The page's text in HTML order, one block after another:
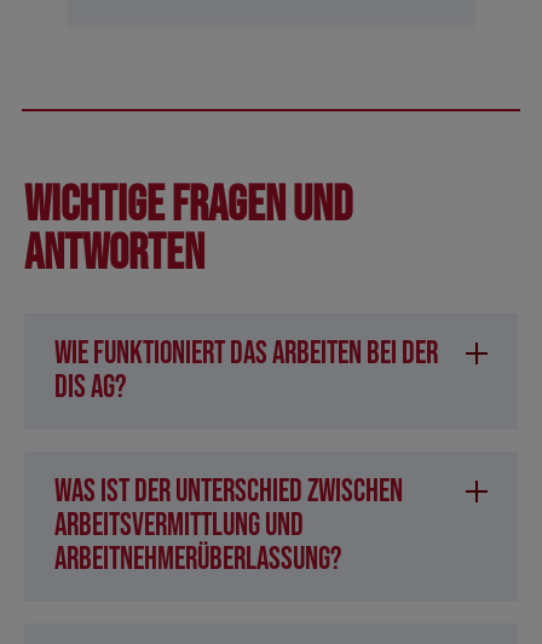
Wichtige Fragen und
Antworten
Wie funktioniert das Arbeiten bei der
DIS AG?
Was ist der Unterschied zwischen
Arbeitsvermittlung und
Arbeitnehmerüberlassung?